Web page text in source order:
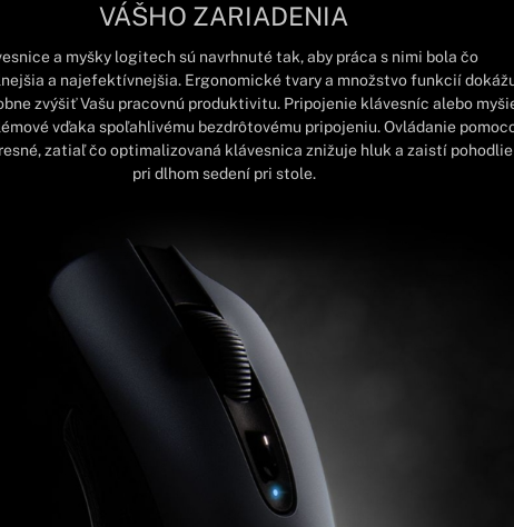
VÁŠHO ZARIADENIA
a myšky logitech sú navrhnuté tak, aby práca s nimi bola čo
a najefektívnejšia. Ergonomické tvary a množstvo funkcií
zvýšiť Vašu pracovnú produktivitu. Pripojenie klávesníc alebo
vďaka spoľahlivému bezdrôtovému pripojeniu. Ovládanie
zatiaľ čo optimalizovaná klávesnica znižuje hluk a zaistí
pri dlhom sedení pri stole.